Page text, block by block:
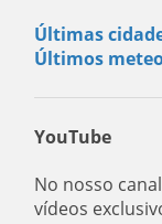
Últimas
Últimos
YouTube
No nosso
vídeos